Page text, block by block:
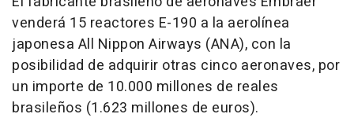
venderá 15 reactores E-190 a la aerolínea
japonesa All Nippon Airways (ANA), con la
posibilidad de adquirir otras cinco aeronaves, por
un importe de 10.000 millones de reales
brasileños (1.623 millones de euros).